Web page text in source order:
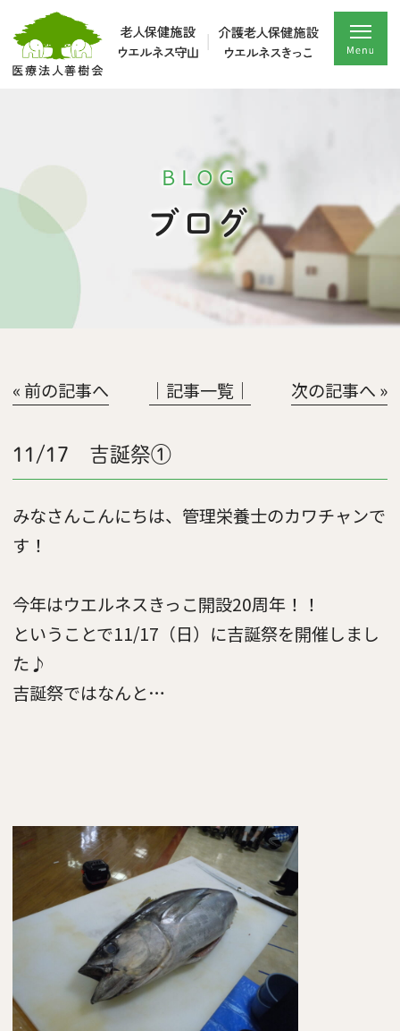
BLOG
ブログ
« 前の記事へ │記事一覧│ 次の記事へ »
11/17 吉誕祭①
みなさんこんにちは、管理栄養士のカワチャンで
す！
今年はウエルネスきっこ開設20周年！！
ということで11/17（日）に吉誕祭を開催しまし
た♪
吉誕祭ではなんと…